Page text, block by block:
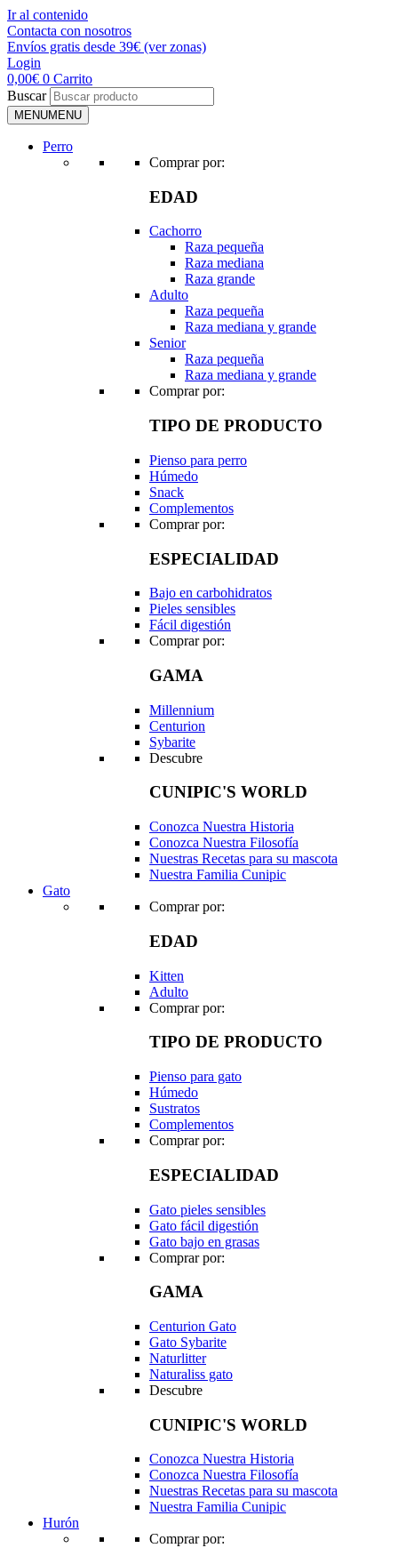
Ir al contenido
Contacta con nosotros
Envíos gratis desde 39€ (ver zonas)
Login
0,00€ 0 Carrito
Buscar
MENUMENU
Perro
Comprar por:
EDAD
Cachorro
Raza pequeña
Raza mediana
Raza grande
Adulto
Raza pequeña
Raza mediana y grande
Senior
Raza pequeña
Raza mediana y grande
Comprar por:
TIPO DE PRODUCTO
Pienso para perro
Húmedo
Snack
Complementos
Comprar por:
ESPECIALIDAD
Bajo en carbohidratos
Pieles sensibles
Fácil digestión
Comprar por:
GAMA
Millennium
Centurion
Sybarite
Descubre
CUNIPIC'S WORLD
Conozca Nuestra Historia
Conozca Nuestra Filosofía
Nuestras Recetas para su mascota
Nuestra Familia Cunipic
Gato
Comprar por:
EDAD
Kitten
Adulto
Comprar por:
TIPO DE PRODUCTO
Pienso para gato
Húmedo
Sustratos
Complementos
Comprar por:
ESPECIALIDAD
Gato pieles sensibles
Gato fácil digestión
Gato bajo en grasas
Comprar por:
GAMA
Centurion Gato
Gato Sybarite
Naturlitter
Naturaliss gato
Descubre
CUNIPIC'S WORLD
Conozca Nuestra Historia
Conozca Nuestra Filosofía
Nuestras Recetas para su mascota
Nuestra Familia Cunipic
Hurón
Comprar por: